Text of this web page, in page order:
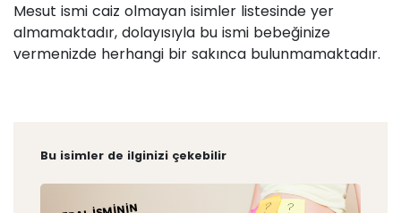
Mesut ismi caiz olmayan isimler listesinde yer
almamaktadır, dolayısıyla bu ismi bebeğinize
vermenizde herhangi bir sakınca bulunmamaktadır.
Bu isimler de ilginizi çekebilir